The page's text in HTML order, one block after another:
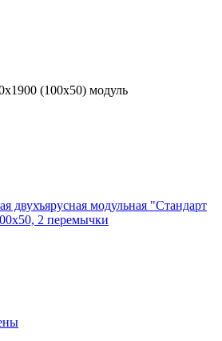
(100х50) модуль